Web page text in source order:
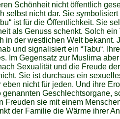
Schönheit nicht öffentlich
selbst nicht dar. Sie
ist für die Öffentlichkeit. Sie
als Genuss schenkt. Solch
in der westlichen Welt bekannt.
und signalisiert ein “Tabu“.
Im Gegensatz zur Muslima
Sexualität und die Freude
Sie ist durchaus ein
eben nicht für jeden. Und ihre
genannten Geschlechtsorgane,
Freuden sie mit einem
der Familie die Wärme ihrer